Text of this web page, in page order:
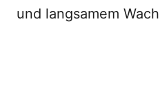
und langsamem